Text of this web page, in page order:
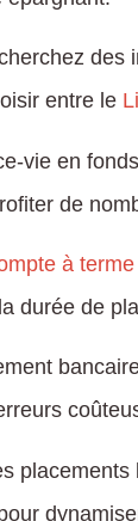
des
entre le
vie en
de
à terme
durée de